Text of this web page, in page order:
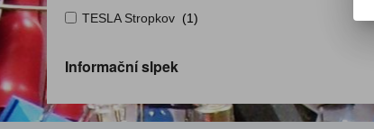
TESLA Stropkov (1)
Informační slpek